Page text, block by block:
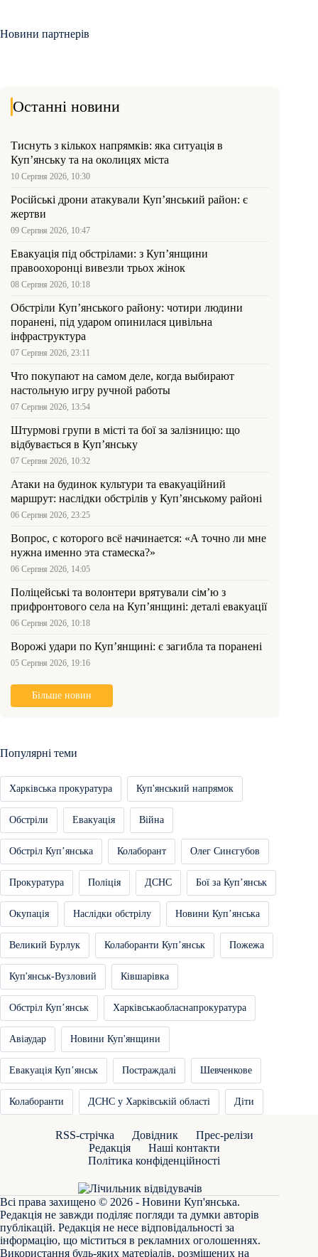
Новини партнерів
Останні новини
Тиснуть з кількох напрямків: яка ситуація в
Куп’янську та на околицях міста
10 Серпня 2026, 10:30
Російські дрони атакували Куп’янський район: є
жертви
09 Серпня 2026, 10:47
Евакуація під обстрілами: з Куп’янщини
правоохоронці вивезли трьох жінок
08 Серпня 2026, 10:18
Обстріли Куп’янського району: чотири людини
поранені, під ударом опинилася цивільна
інфраструктура
07 Серпня 2026, 23:11
Что покупают на самом деле, когда выбирают
настольную игру ручной работы
07 Серпня 2026, 13:54
Штурмові групи в місті та бої за залізницю: що
відбувається в Куп’янську
07 Серпня 2026, 10:32
Атаки на будинок культури та евакуаційний
маршрут: наслідки обстрілів у Куп’янському районі
06 Серпня 2026, 23:25
Вопрос, с которого всё начинается: «А точно ли мне
нужна именно эта стамеска?»
06 Серпня 2026, 14:05
Поліцейські та волонтери врятували сім’ю з
прифронтового села на Куп’янщині: деталі евакуації
06 Серпня 2026, 10:18
Ворожі удари по Куп’янщині: є загибла та поранені
05 Серпня 2026, 19:16
Більше новин
Популярні теми
Харківська прокуратура Куп'янський напрямок
Обстріли Евакуація Війна
Обстріл Купʼянська Колаборант Олег Синєгубов
Прокуратура Поліція ДСНС Бої за Купʼянськ
Окупація Наслідки обстрілу Новини Купʼянська
Великий Бурлук Колаборанти Купʼянськ Пожежа
Куп'янськ-Вузловий Ківшарівка
Обстріл Купʼянськ Харківськаобласнапрокуратура
Авіаудар Новини Куп'янщини
Евакуація Купʼянськ Постраждалі Шевченкове
Колаборанти ДСНС у Харківській області Діти
RSS-стрічка Довідник
Прес-релізи
Редакція
Наші контакти
Політика конфіденційності
Всі права захищено © 2026 - Новини Куп'янська.
Редакція не завжди поділяє погляди та думки авторів
публікацій. Редакція не несе відповідальності за
інформацію, що міститься в рекламних оголошеннях.
Використання будь-яких матеріалів, розміщених на